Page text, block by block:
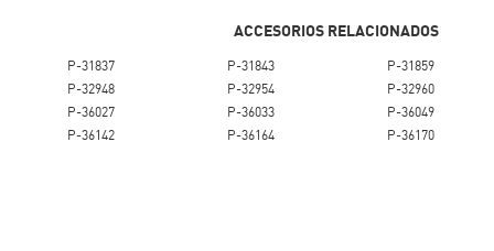
ACCESORIOS RELACIONADOS
P-31837 P-31843
P-31859
P-32948
P-32954
P-32960
P-36027
P-36033
P-36049
P-36142
P-36164 P-36170